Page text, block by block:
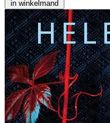
in winkelmand